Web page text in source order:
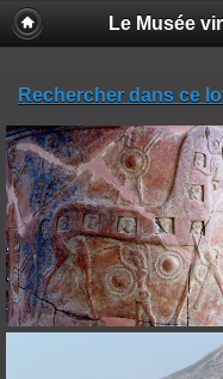
Le Musée
Rechercher dans ce